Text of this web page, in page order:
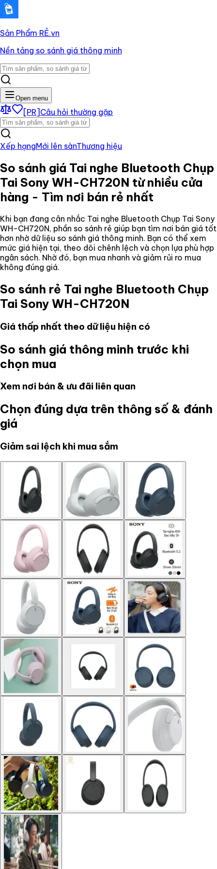
Sản Phẩm RẺ.vn
Nền tảng so sánh giá thông minh
Open menu
[PR] Câu hỏi thường gặp
Xếp hạngMới lên sànThương hiệu
So sánh giá Tai nghe Bluetooth Chụp
Tai Sony WH-CH720N từ nhiều cửa
hàng - Tìm nơi bán rẻ nhất
Khi bạn đang cân nhắc Tai nghe Bluetooth Chụp Tai Sony
WH-CH720N, phần so sánh rẻ giúp bạn tìm nơi bán giá tốt
hơn nhờ dữ liệu so sánh giá thông minh. Bạn có thể xem
mức giá hiện tại, theo dõi chênh lệch và chọn lựa phù hợp
ngân sách. Nhờ đó, bạn mua nhanh và giảm rủi ro mua
không đúng giá.
So sánh rẻ Tai nghe Bluetooth Chụp
Tai Sony WH-CH720N
Giá thấp nhất theo dữ liệu hiện có
So sánh giá thông minh trước khi
chọn mua
Xem nơi bán & ưu đãi liên quan
Chọn đúng dựa trên thông số & đánh
giá
Giảm sai lệch khi mua sắm